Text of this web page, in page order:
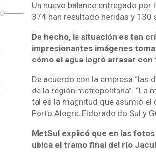
Un nuevo balance entregado
374 han resultado heridas y 130
De hecho, la situación es tan
impresionantes imágenes
cómo el agua logró arrasar con
De acuerdo con la empresa “las
de la región metropolitana”. “La
tal es la magnitud que asumió el
Porto Alegre, Eldorado do Sul y
MetSul explicó que en las
ubica el tramo final del río